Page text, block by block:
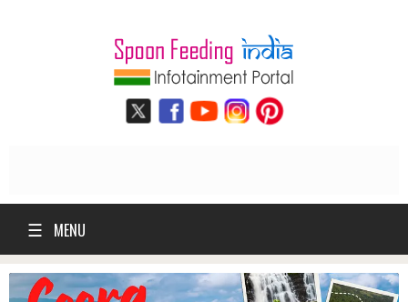
☰ MENU